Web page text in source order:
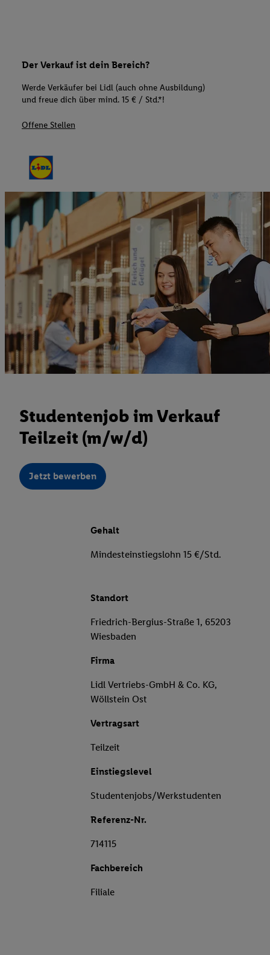
Der Verkauf ist dein Bereich?
Werde Verkäufer bei Lidl (auch ohne Ausbildung)
und freue dich über mind. 15 € / Std.*!
Offene Stellen
Studentenjob im Verkauf
Teilzeit (m/w/d)
Jetzt bewerben
Gehalt
Mindesteinstiegslohn 15 €/Std.
Standort
Friedrich-Bergius-Straße 1, 65203
Wiesbaden
Firma
Lidl Vertriebs-GmbH & Co. KG,
Wöllstein Ost
Vertragsart
Teilzeit
Einstiegslevel
Studentenjobs/Werkstudenten
Referenz-Nr.
714115
Fachbereich
Filiale